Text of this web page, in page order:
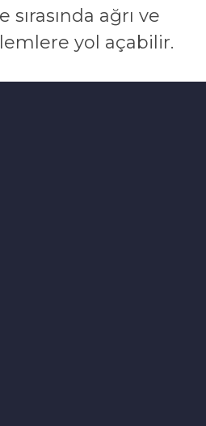
ağrı ve
yol açabilir.